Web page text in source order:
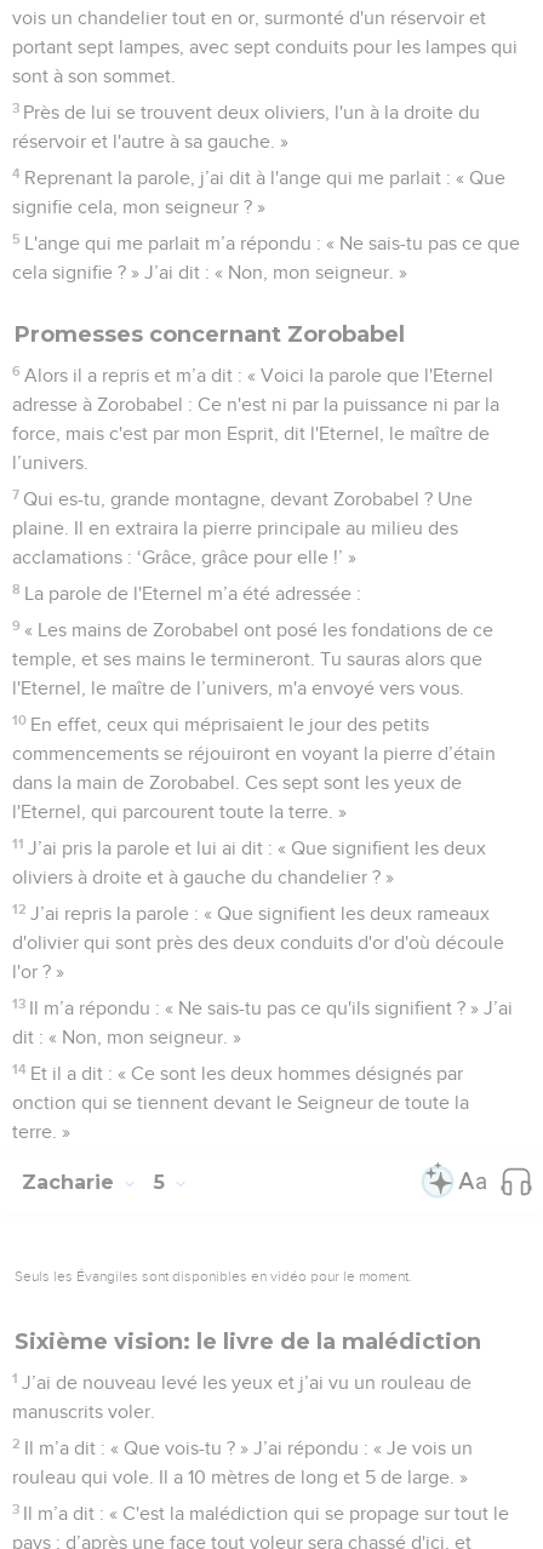
vois un chandelier tout en or, surmonté d'un réservoir et
portant sept lampes, avec sept conduits pour les lampes qui
sont à son sommet.
3 Près de lui se trouvent deux oliviers, l'un à la droite du
réservoir et l'autre à sa gauche. »
4 Reprenant la parole, j’ai dit à l'ange qui me parlait : « Que
signifie cela, mon seigneur ? »
5 L'ange qui me parlait m’a répondu : « Ne sais-tu pas ce que
cela signifie ? » J’ai dit : « Non, mon seigneur. »
Promesses concernant Zorobabel
6 Alors il a repris et m’a dit : « Voici la parole que l'Eternel
adresse à Zorobabel : Ce n'est ni par la puissance ni par la
force, mais c'est par mon Esprit, dit l'Eternel, le maître de
l’univers.
7 Qui es-tu, grande montagne, devant Zorobabel ? Une
plaine. Il en extraira la pierre principale au milieu des
acclamations : ‘Grâce, grâce pour elle !’ »
8 La parole de l'Eternel m’a été adressée :
9 « Les mains de Zorobabel ont posé les fondations de ce
temple, et ses mains le termineront. Tu sauras alors que
l'Eternel, le maître de l’univers, m'a envoyé vers vous.
10 En effet, ceux qui méprisaient le jour des petits
commencements se réjouiront en voyant la pierre d’étain
dans la main de Zorobabel. Ces sept sont les yeux de
l'Eternel, qui parcourent toute la terre. »
11 J’ai pris la parole et lui ai dit : « Que signifient les deux
oliviers à droite et à gauche du chandelier ? »
12 J’ai repris la parole : « Que signifient les deux rameaux
d'olivier qui sont près des deux conduits d'or d'où découle
l'or ? »
13 Il m’a répondu : « Ne sais-tu pas ce qu'ils signifient ? » J’ai
dit : « Non, mon seigneur. »
14 Et il a dit : « Ce sont les deux hommes désignés par
onction qui se tiennent devant le Seigneur de toute la
terre. »
Zacharie 5
Seuls les Évangiles sont disponibles en vidéo pour le moment.
Sixième vision: le livre de la malédiction
1 J’ai de nouveau levé les yeux et j’ai vu un rouleau de
manuscrits voler.
2 Il m’a dit : « Que vois-tu ? » J’ai répondu : « Je vois un
rouleau qui vole. Il a 10 mètres de long et 5 de large. »
3 Il m’a dit : « C'est la malédiction qui se propage sur tout le
pays ; d’après une face tout voleur sera chassé d'ici, et